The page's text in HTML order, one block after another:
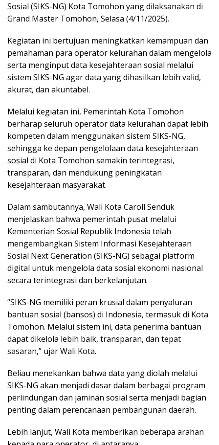
Sosial (SIKS-NG) Kota Tomohon yang dilaksanakan di
Grand Master Tomohon, Selasa (4/11/2025).
Kegiatan ini bertujuan meningkatkan kemampuan dan
pemahaman para operator kelurahan dalam mengelola
serta menginput data kesejahteraan sosial melalui
sistem SIKS-NG agar data yang dihasilkan lebih valid,
akurat, dan akuntabel.
Melalui kegiatan ini, Pemerintah Kota Tomohon
berharap seluruh operator data kelurahan dapat lebih
kompeten dalam menggunakan sistem SIKS-NG,
sehingga ke depan pengelolaan data kesejahteraan
sosial di Kota Tomohon semakin terintegrasi,
transparan, dan mendukung peningkatan
kesejahteraan masyarakat.
Dalam sambutannya, Wali Kota Caroll Senduk
menjelaskan bahwa pemerintah pusat melalui
Kementerian Sosial Republik Indonesia telah
mengembangkan Sistem Informasi Kesejahteraan
Sosial Next Generation (SIKS-NG) sebagai platform
digital untuk mengelola data sosial ekonomi nasional
secara terintegrasi dan berkelanjutan.
“SIKS-NG memiliki peran krusial dalam penyaluran
bantuan sosial (bansos) di Indonesia, termasuk di Kota
Tomohon. Melalui sistem ini, data penerima bantuan
dapat dikelola lebih baik, transparan, dan tepat
sasaran,” ujar Wali Kota.
Beliau menekankan bahwa data yang diolah melalui
SIKS-NG akan menjadi dasar dalam berbagai program
perlindungan dan jaminan sosial serta menjadi bagian
penting dalam perencanaan pembangunan daerah.
Lebih lanjut, Wali Kota memberikan beberapa arahan